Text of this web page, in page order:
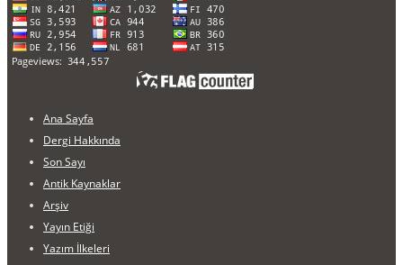
Ana Sayfa
Dergi Hakkında
Son Sayı
Antik Kaynaklar
Arşiv
Yayın Etiği
Yazım İlkeleri